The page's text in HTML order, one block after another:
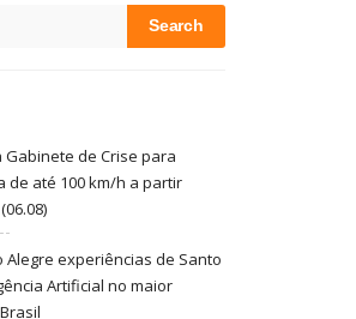
Gabinete de Crise para
de até 100 km/h a partir
Alegre experiências de Santo
Artificial no maior